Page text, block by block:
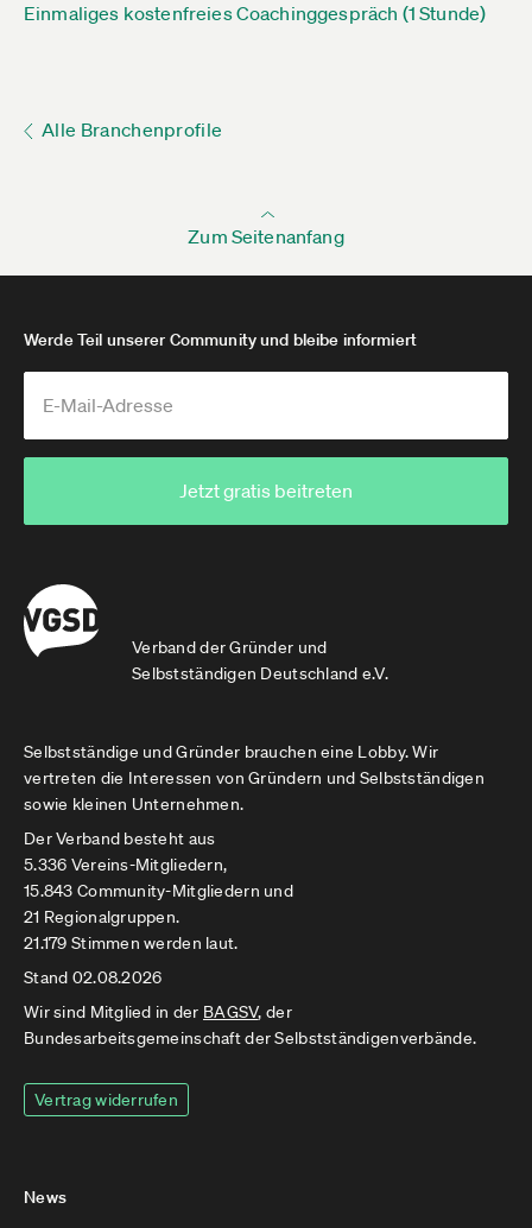
Einmaliges kostenfreies Coachinggespräch (1 Stunde)
Alle Branchenprofile
Zum Seitenanfang
Verband der Gründer und
Selbstständigen Deutschland e.V.
Werde Teil unserer Community und bleibe informiert
Jetzt gratis beitreten
Selbstständige und Gründer brauchen eine Lobby. Wir
vertreten die Interessen von Gründern und Selbstständigen
sowie kleinen Unternehmen.
Der Verband besteht aus
5.336 Vereins-Mitgliedern,
15.843 Community-Mitgliedern und
21 Regionalgruppen.
21.179 Stimmen werden laut.
Stand 02.08.2026
Wir sind Mitglied in der BAGSV, der
Bundesarbeitsgemeinschaft der Selbstständigenverbände.
Vertrag widerrufen
News